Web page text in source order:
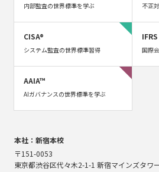
内部監査の世界標準を学ぶ 不正
CISA®
システム監査の世界標準習得 国際
AAIA™
AIガバナンスの世界標準を学ぶ
本社：新宿本校
〒151-0053
東京都渋谷区代々木2-1-1 新宿マインズタワ